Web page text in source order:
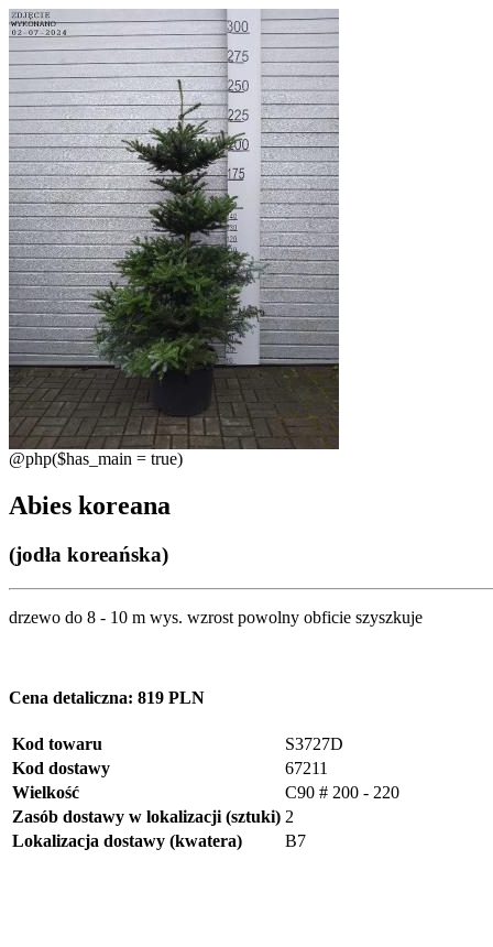
@php($has_main = true)
Abies koreana
(jodła koreańska)
drzewo do 8 - 10 m wys. wzrost powolny obficie szyszkuje
Cena detaliczna: 819 PLN
Kod towaru
S3727D
Kod dostawy
67211
Wielkość
C90 # 200 - 220
Zasób dostawy w lokalizacji (sztuki) 2
Lokalizacja dostawy (kwatera)
B7